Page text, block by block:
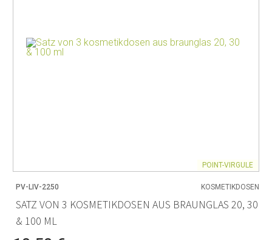
POINT-VIRGULE
PV-LIV-2250 KOSMETIKDOSEN
SATZ VON 3 KOSMETIKDOSEN AUS BRAUNGLAS 20, 30
& 100 ML